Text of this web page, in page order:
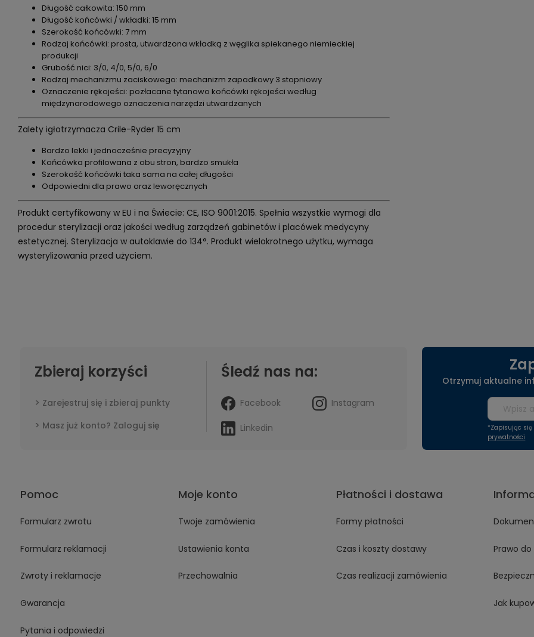
Długość całkowita: 150 mm
Długość końcówki / wkładki: 15 mm
Szerokość końcówki: 7 mm
Rodzaj końcówki: prosta, utwardzona wkładką z węglika spiekanego niemieckiej
produkcji
Grubość nici: 3/0, 4/0, 5/0, 6/0
Rodzaj mechanizmu zaciskowego: mechanizm zapadkowy 3 stopniowy
Oznaczenie rękojeści: pozłacane tytanowo końcówki rękojeści według
międzynarodowego oznaczenia narzędzi utwardzanych
Zalety igłotrzymacza Crile-Ryder 15 cm
Bardzo lekki i jednocześnie precyzyjny
Końcówka profilowana z obu stron, bardzo smukła
Szerokość końcówki taka sama na całej długości
Odpowiedni dla prawo oraz leworęcznych
Produkt certyfikowany w EU i na Świecie: CE, ISO 9001:2015. Spełnia wszystkie wymogi dla
procedur sterylizacji oraz jakości według zarządzeń gabinetów i placówek medycyny
estetycznej. Sterylizacja w autoklawie do 134°. Produkt wielokrotnego użytku, wymaga
wysterylizowania przed użyciem.
Zbieraj korzyści
Zarejestruj się i zbieraj punkty
Masz już konto? Zaloguj się
Śledź nas na:
Facebook Instagram
Linkedin
Otrzymuj aktualne
*Zapisując się
prywatności
Pomoc
Formularz zwrotu
Formularz reklamacji
Zwroty i reklamacje
Gwarancja
Pytania i odpowiedzi
Moje konto
Twoje zamówienia
Ustawienia konta
Przechowalnia
Płatności i dostawa
Formy płatności
Czas i koszty dostawy
Czas realizacji zamówienia
Prawo
Jak